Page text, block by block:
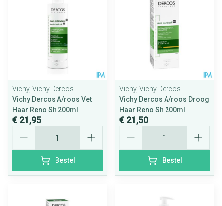
Vichy, Vichy Dercos
Vichy Dercos A/roos Vet
Haar Reno Sh 200ml
€ 21,95
Bestel
Vichy, Vichy Dercos
Vichy Dercos A/roos Droog
Haar Reno Sh 200ml
€ 21,50
Bestel